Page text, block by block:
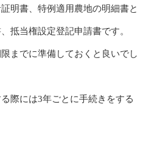
明書、特例適用農地の明細書と
抵当権設定登記申請書です。
までに準備しておくと良いでし
際には3年ごとに手続きをする